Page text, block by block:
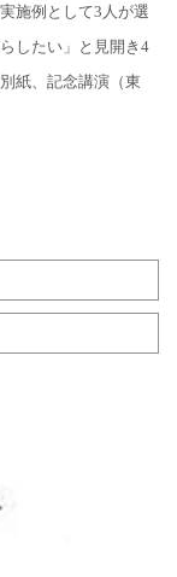
施例として3人が選
したい」と見開き4
紙、記念講演（東